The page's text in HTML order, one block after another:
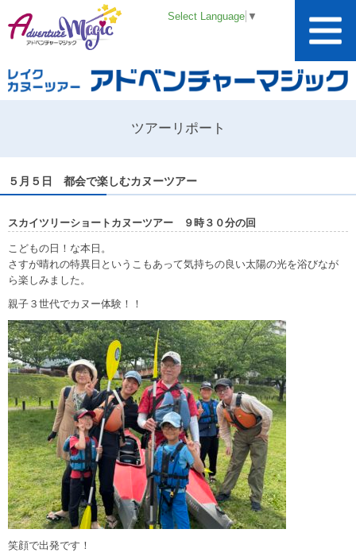
Select Language ▼
ツアーリポート
５月５日 都会で楽しむカヌーツアー
スカイツリーショートカヌーツアー ９時３０分の回
こどもの日！な本日。
さすが晴れの特異日というこもあって気持ちの良い太陽の光を浴びなが
ら楽しみました。
親子３世代でカヌー体験！！
笑顔で出発です！